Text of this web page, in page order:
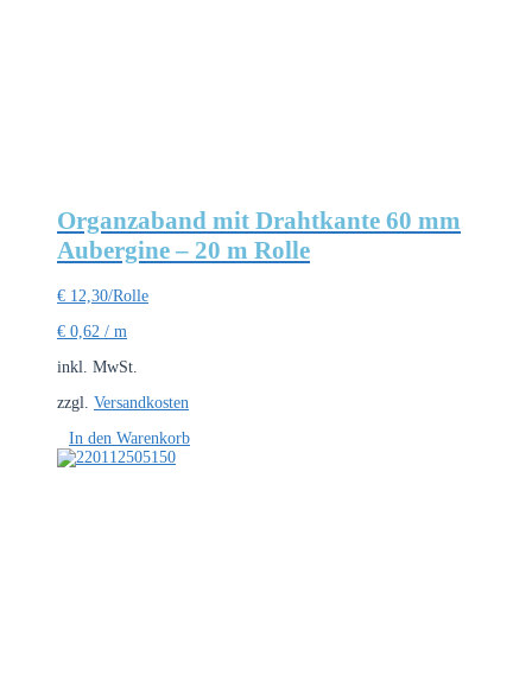
Organzaband mit Drahtkante 60 mm
Aubergine – 20 m Rolle
€ 12,30/Rolle
€ 0,62 / m
inkl. MwSt.
zzgl. Versandkosten
In den Warenkorb